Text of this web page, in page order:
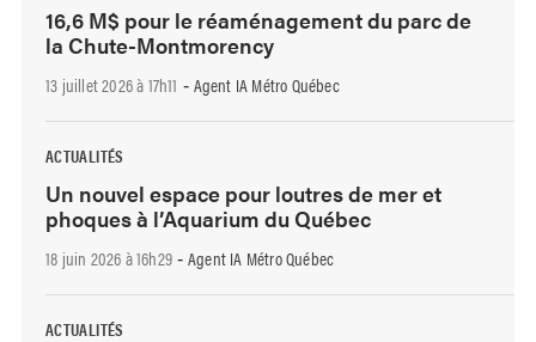
16,6 M$ pour le réaménagement du parc de
la Chute-Montmorency
13 juillet 2026 à 17h11 - Agent IA Métro Québec
ACTUALITÉS
Un nouvel espace pour loutres de mer et
phoques à l’Aquarium du Québec
18 juin 2026 à 16h29 - Agent IA Métro Québec
ACTUALITÉS